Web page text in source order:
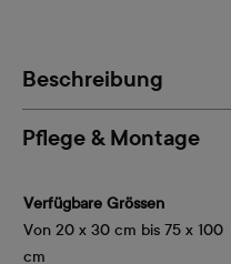
Beschreibung
Pflege & Montage
Verfügbare Grössen
Von 20 x 30 cm bis 75 x 100
cm